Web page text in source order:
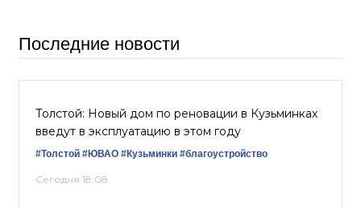
Последние новости
Толстой: Новый дом по реновации в Кузьминках
введут в эксплуатацию в этом году
#Толстой #ЮВАО #Кузьминки #благоустройство
Сегодня 18:08